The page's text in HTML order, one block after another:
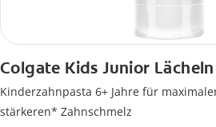
Colgate Kids Junior Lächeln
Kinderzahnpasta 6+ Jahre für
stärkeren* Zahnschmelz